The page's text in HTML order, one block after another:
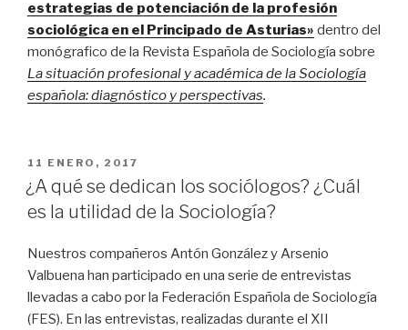
estrategias de potenciación de la profesión
sociológica en el Principado de Asturias» dentro del
monógrafico de la Revista Española de Sociología sobre
La situación profesional y académica de la Sociología
española: diagnóstico y perspectivas.
PUBLICADO
EL
11 ENERO, 2017
¿A qué se dedican los sociólogos? ¿Cuál
es la utilidad de la Sociología?
Nuestros compañeros Antón González y Arsenio
Valbuena han participado en una serie de entrevistas
llevadas a cabo por la Federación Española de Sociología
(FES). En las entrevistas, realizadas durante el XII